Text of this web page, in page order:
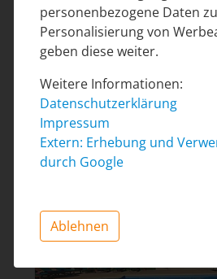
Lage
personenbezogene Daten
Personalisierung von
geben diese weiter.
Weitere Informationen:
Datenschutzerklärung
Impressum
Extern: Erhebung und
durch Google
Ablehnen